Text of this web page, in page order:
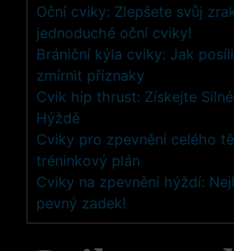
Oční cviky: Zlepšete svůj
jednoduché oční cviky!
Brániční kýla cviky: Jak
zmírnit příznaky
Cvik hip thrust: Získejte
Hýždě
Cviky pro zpevnění celého
tréninkový plán
Cviky na zpevnění hýždí:
pevný zadek!